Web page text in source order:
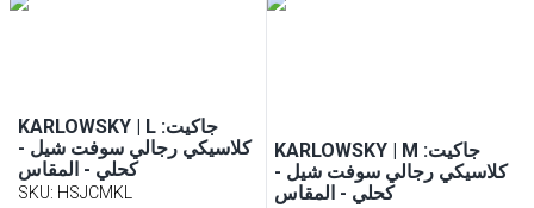
KARLOWSKY | L :جاكيت
كلاسيكي رجالي سوفت شيل -
كحلي - المقاس
SKU: HSJCMKL
KARLOWSKY | M :جاكيت
كلاسيكي رجالي سوفت شيل -
كحلي - المقاس